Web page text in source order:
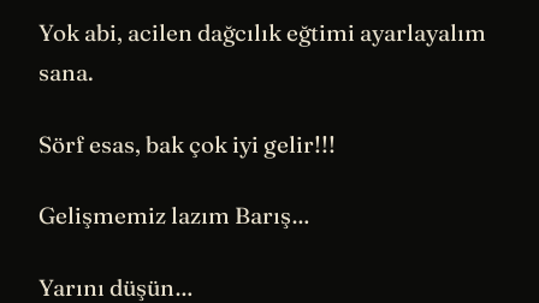
Yok abi, acilen dağcılık eğtimi ayarlayalım
sana.
Sörf esas, bak çok iyi gelir!!!
Gelişmemiz lazım Barış…
Yarını düşün…